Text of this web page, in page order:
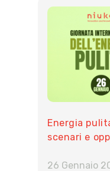
Energia
scenari e
26 Gennaio